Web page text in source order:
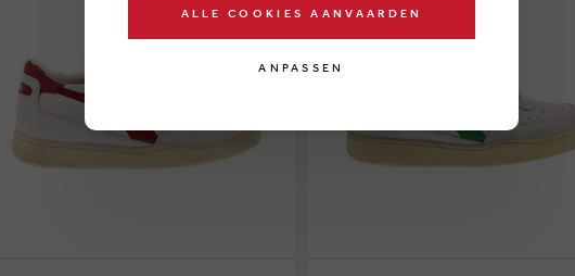
ALLE COOKIES AANVAARDEN
ANPASSEN